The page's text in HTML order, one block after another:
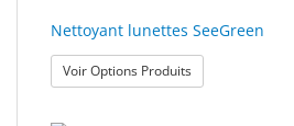
Nettoyant lunettes SeeGreen
Voir Options Produits: Nettoyant